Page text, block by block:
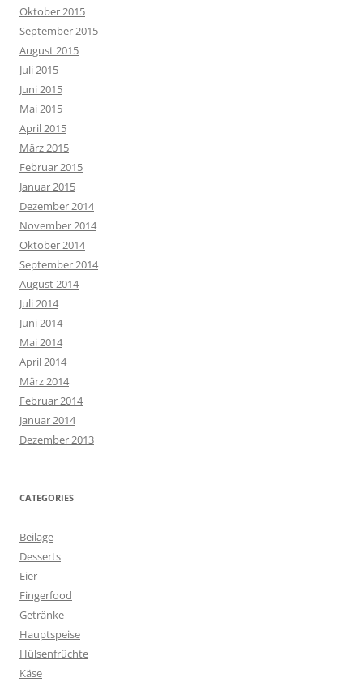
Oktober 2015
September 2015
August 2015
Juli 2015
Juni 2015
Mai 2015
April 2015
März 2015
Februar 2015
Januar 2015
Dezember 2014
November 2014
Oktober 2014
September 2014
August 2014
Juli 2014
Juni 2014
Mai 2014
April 2014
März 2014
Februar 2014
Januar 2014
Dezember 2013
CATEGORIES
Beilage
Desserts
Eier
Fingerfood
Getränke
Hauptspeise
Hülsenfrüchte
Käse